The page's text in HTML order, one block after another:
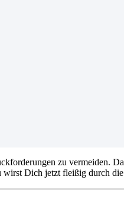
zu vermeiden.
wirst Dich jetzt fleißig durch